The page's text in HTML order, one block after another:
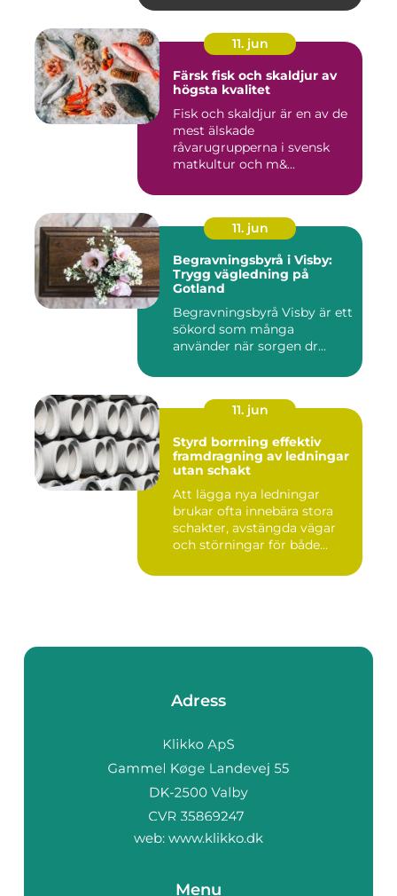
11. jun
Färsk fisk och skaldjur av
högsta kvalitet
Fisk och skaldjur är en av de
mest älskade
råvarugrupperna i svensk
matkultur och m&...
11. jun
Begravningsbyrå i Visby:
Trygg vägledning på
Gotland
Begravningsbyrå Visby är ett
sökord som många
använder när sorgen dr...
11. jun
Styrd borrning effektiv
framdragning av ledningar
utan schakt
Att lägga nya ledningar
brukar ofta innebära stora
schakter, avstängda vägar
och störningar för både...
Adress
web: www.klikko.dk
Menu